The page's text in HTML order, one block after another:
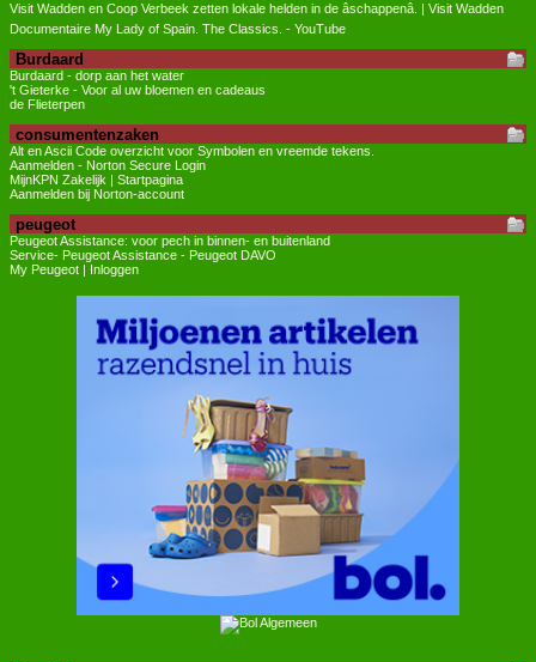
Visit Wadden en Coop Verbeek zetten lokale helden in de âschappenâ. | Visit Wadden
Documentaire My Lady of Spain. The Classics. - YouTube
Burdaard
Burdaard - dorp aan het water
't Gieterke - Voor al uw bloemen en cadeaus
de Flieterpen
consumentenzaken
Alt en Ascii Code overzicht voor Symbolen en vreemde tekens.
Aanmelden - Norton Secure Login
MijnKPN Zakelijk | Startpagina
Aanmelden bij Norton-account
peugeot
Peugeot Assistance: voor pech in binnen- en buitenland
Service- Peugeot Assistance - Peugeot DAVO
My Peugeot | Inloggen